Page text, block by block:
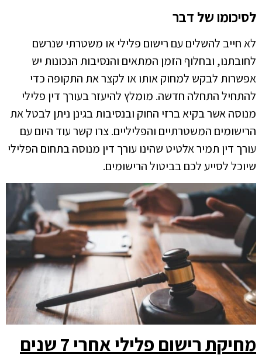
לסיכומו של דבר
לא חייב להשלים עם רישום פלילי או משטרתי שנרשם
לחובתנו, ובחלוף הזמן המתאים והנסיבות הנכונות יש
אפשרות לבקש למחוק אותו או לקצר את התקופה כדי
להתחיל התחלה חדשה. מומלץ להיעזר בעורך דין פלילי
מנוסה אשר בקיא ברזי החוק ובנסיבות בגינן ניתן לבטל את
הרישומים המשטרתיים והפליליים. צרו קשר עוד היום עם
עורך דין תמיר אלטיט שהינו עורך דין מנוסה בתחום הפלילי
שיוכל לסייע לכם בביטול הרישומים.
מחיקת רישום פלילי אחרי 7 שנים